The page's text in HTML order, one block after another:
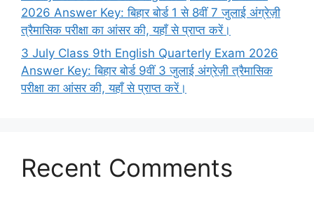
2026 Answer Key: बिहार बोर्ड 1 से 8वीं 7 जुलाई अंग्रेज़ी
त्रैमासिक परीक्षा का आंसर की, यहाँ से प्राप्त करें।
3 July Class 9th English Quarterly Exam 2026
Answer Key: बिहार बोर्ड 9वीं 3 जुलाई अंग्रेज़ी त्रैमासिक
परीक्षा का आंसर की, यहाँ से प्राप्त करें।
Recent Comments